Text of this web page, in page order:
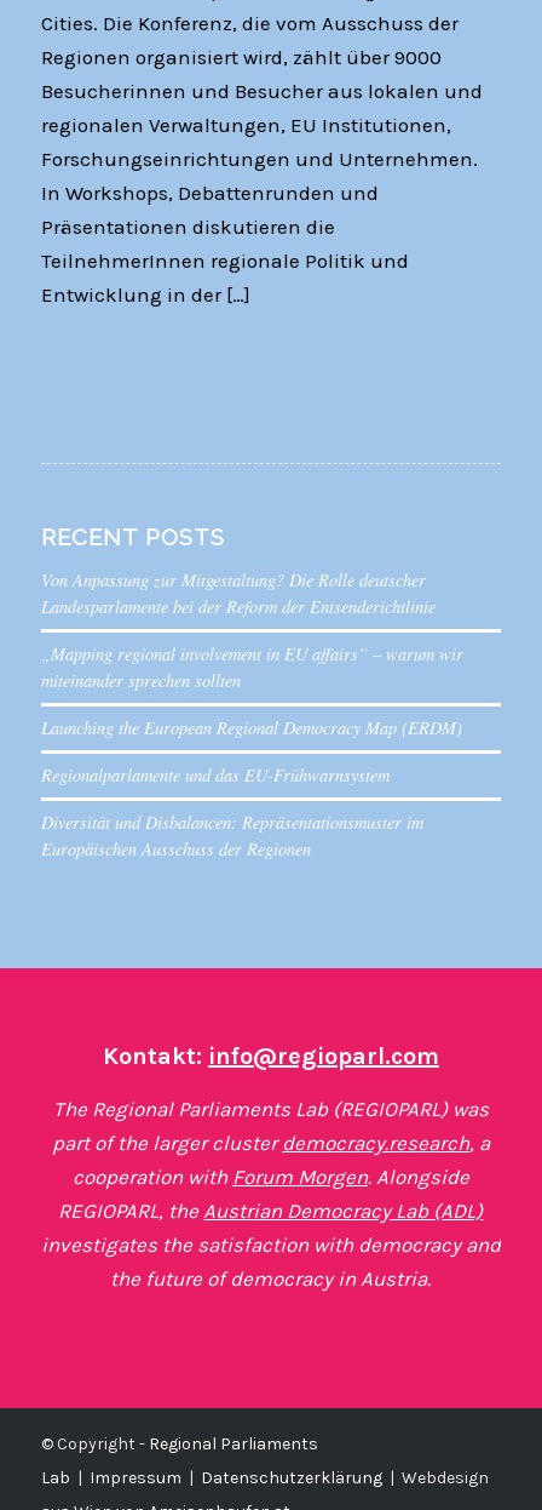
Cities. Die Konferenz, die vom Ausschuss der
Regionen organisiert wird, zählt über 9000
Besucherinnen und Besucher aus lokalen und
regionalen Verwaltungen, EU Institutionen,
Forschungseinrichtungen und Unternehmen.
In Workshops, Debattenrunden und
Präsentationen diskutieren die
TeilnehmerInnen regionale Politik und
Entwicklung in der […]
RECENT POSTS
Von Anpassung zur Mitgestaltung? Die Rolle deutscher
Landesparlamente bei der Reform der Entsenderichtlinie
„Mapping regional involvement in EU affairs” – warum wir
miteinander sprechen sollten
Launching the European Regional Democracy Map (ERDM)
Regionalparlamente und das EU-Frühwarnsystem
Diversität und Disbalancen: Repräsentationsmuster im
Europäischen Ausschuss der Regionen
Kontakt: info@regioparl.com
The Regional Parliaments Lab (REGIOPARL) was
part of the larger clusterdemocracy.research, a
cooperation with Forum Morgen. Alongside
REGIOPARL, the Austrian Democracy Lab (ADL)
investigates the satisfaction with democracy and
the future of democracy in Austria.
© Copyright - Regional Parliaments
Lab | Impressum | Datenschutzerklärung| Webdesign